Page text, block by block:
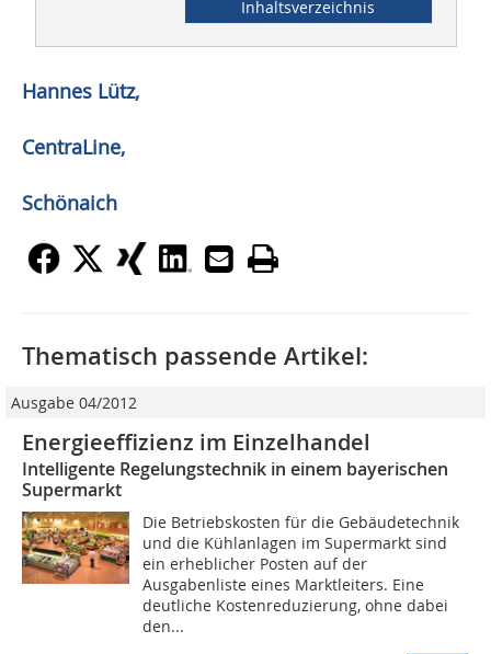
Inhaltsverzeichnis
Hannes Lütz,
CentraLine,
Schönaich
Thematisch passende Artikel:
Ausgabe 04/2012
Energieeffizienz im Einzelhandel
Intelligente Regelungstechnik in einem bayerischen
Supermarkt
Die Betriebskosten für die Gebäudetechnik
und die Kühlanlagen im Supermarkt sind
ein erheblicher Posten auf der
Ausgabenliste eines Marktleiters. Eine
deutliche Kostenreduzierung, ohne dabei
den...